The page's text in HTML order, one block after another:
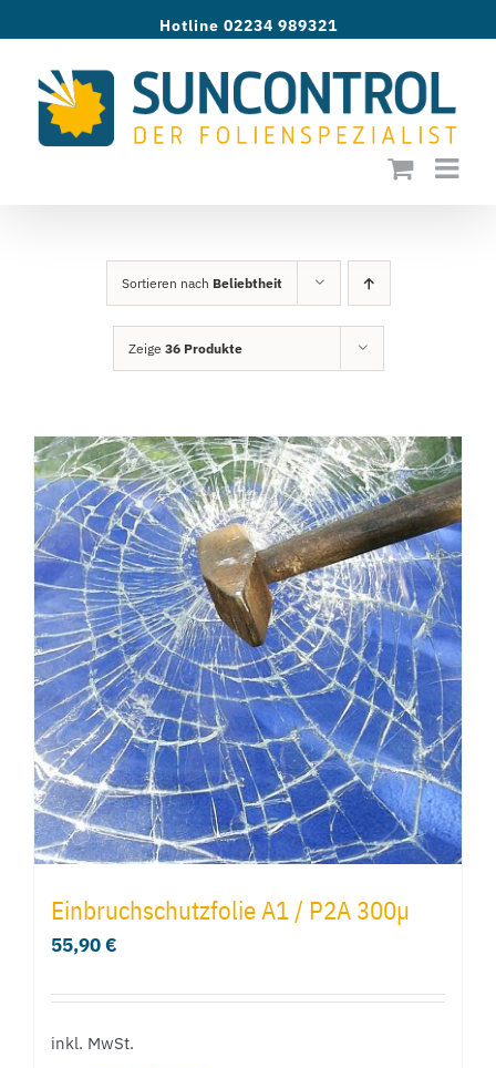
springen
Hotline 02234 989321
Sortieren nach Beliebtheit
Zeige 36 Produkte
Einbruchschutzfolie A1 / P2A 300µ
55,90€
inkl. MwSt.